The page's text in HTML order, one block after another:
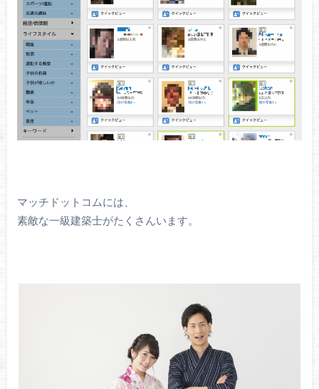
マッチドットコムには、
素敵な一級建築士がたくさんいます。